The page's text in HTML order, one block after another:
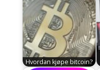
Hvordan kjøpe bitcoin?